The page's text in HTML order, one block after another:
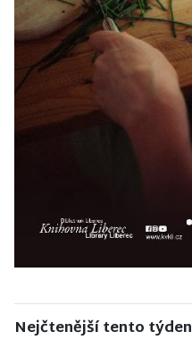
Nejčtenější tento týden